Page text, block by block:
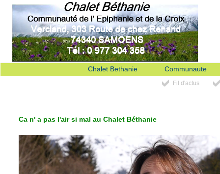
Chalet Bethanie Communaute
Fil d'actus
Ca n' a pas l'air si mal au Chalet Béthanie